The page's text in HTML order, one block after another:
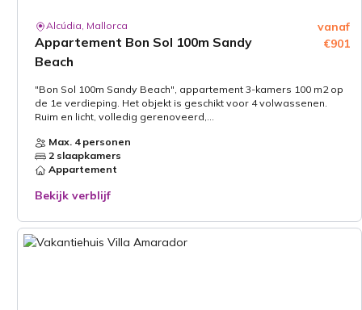
Alcúdia, Mallorca
Appartement Bon Sol 100m Sandy
Beach
vanaf
€901
"Bon Sol 100m Sandy Beach", appartement 3-kamers 100 m2 op
de 1e verdieping. Het objekt is geschikt voor 4 volwassenen.
Ruim en licht, volledig gerenoveerd,...
Max. 4 personen
2 slaapkamers
Appartement
Bekijk verblijf